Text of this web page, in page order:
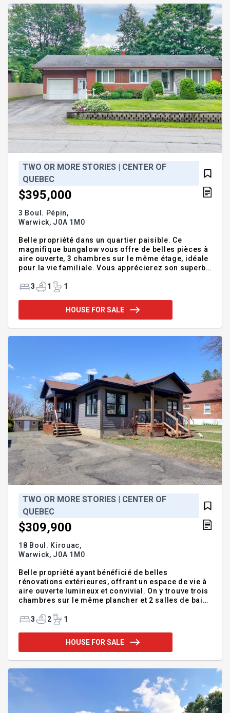
Une propriété clé en main, soigneusement
entretenue, où il fa
TWO OR MORE STORIES | CENTER OF
QUEBEC
$395,000
3 Boul. Pépin,
Warwick, J0A 1M0
Belle propriété dans un quartier paisible. Ce
magnifique bungalow vous offre de belles pièces à
aire ouverte, 3 chambres sur le même étage, idéale
pour la vie familiale. Vous apprécierez son superbe
profiter de la lumière naturelle en toute saison. Un
entrée extérieure. Le sous-sol est semi-aménagé,
offrant un excellent potentiel selon vos besoins.
3 1 1
HOUSE FOR SALE
TWO OR MORE STORIES | CENTER OF
QUEBEC
$309,900
18 Boul. Kirouac,
Warwick, J0A 1M0
Belle propriété ayant bénéficié de belles
rénovations extérieures, offrant un espace de vie à
aire ouverte lumineux et convivial. On y trouve trois
chambres sur le même plancher et 2 salles de bain
sous-sol est semi-aménagé avec entrée
poêle à bois parfait pour de bons moment en
famille. Implantée sur un beau grand terrain de plus
3 2 1
HOUSE FOR SALE